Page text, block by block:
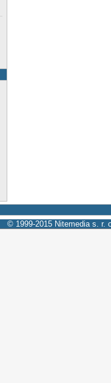
© 1999-2015 Nitemedia s. r.